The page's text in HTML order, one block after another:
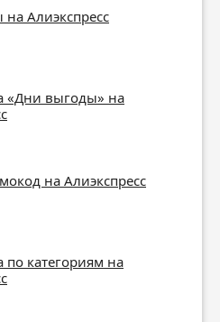
Алиэкспресс
«Дни выгоды» на
на Алиэкспресс
по категориям на